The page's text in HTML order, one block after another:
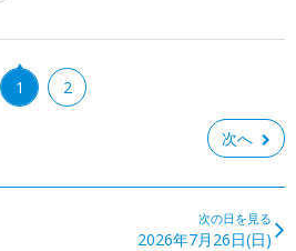
1 2
次へ
次の日を見る
2026年7月26日(日)